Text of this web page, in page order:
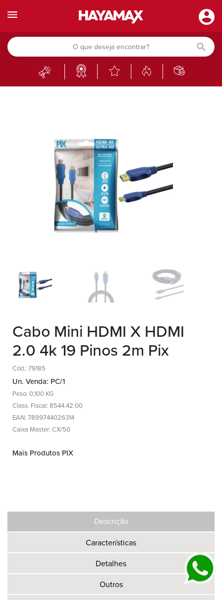
Cabo Mini HDMI X HDMI
2.0 4k 19 Pinos 2m Pix
Cód.: 79185
Un. Venda: PC/1
Peso: 0,100 KG
Class. Fiscal: 8544.42.00
EAN: 7899744026314
Caixa Master: CX/50
Mais Produtos PIX
Descrição
Características
Detalhes
Outros